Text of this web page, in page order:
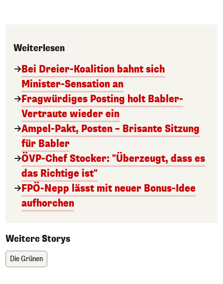
Weiterlesen
Bei Dreier-Koalition bahnt sich
Minister-Sensation an
Fragwürdiges Posting holt Babler-
Vertraute wieder ein
Ampel-Pakt, Posten – Brisante Sitzung
für Babler
ÖVP-Chef Stocker: "Überzeugt, dass es
das Richtige ist"
FPÖ-Nepp lässt mit neuer Bonus-Idee
aufhorchen
Weitere Storys
Die Grünen